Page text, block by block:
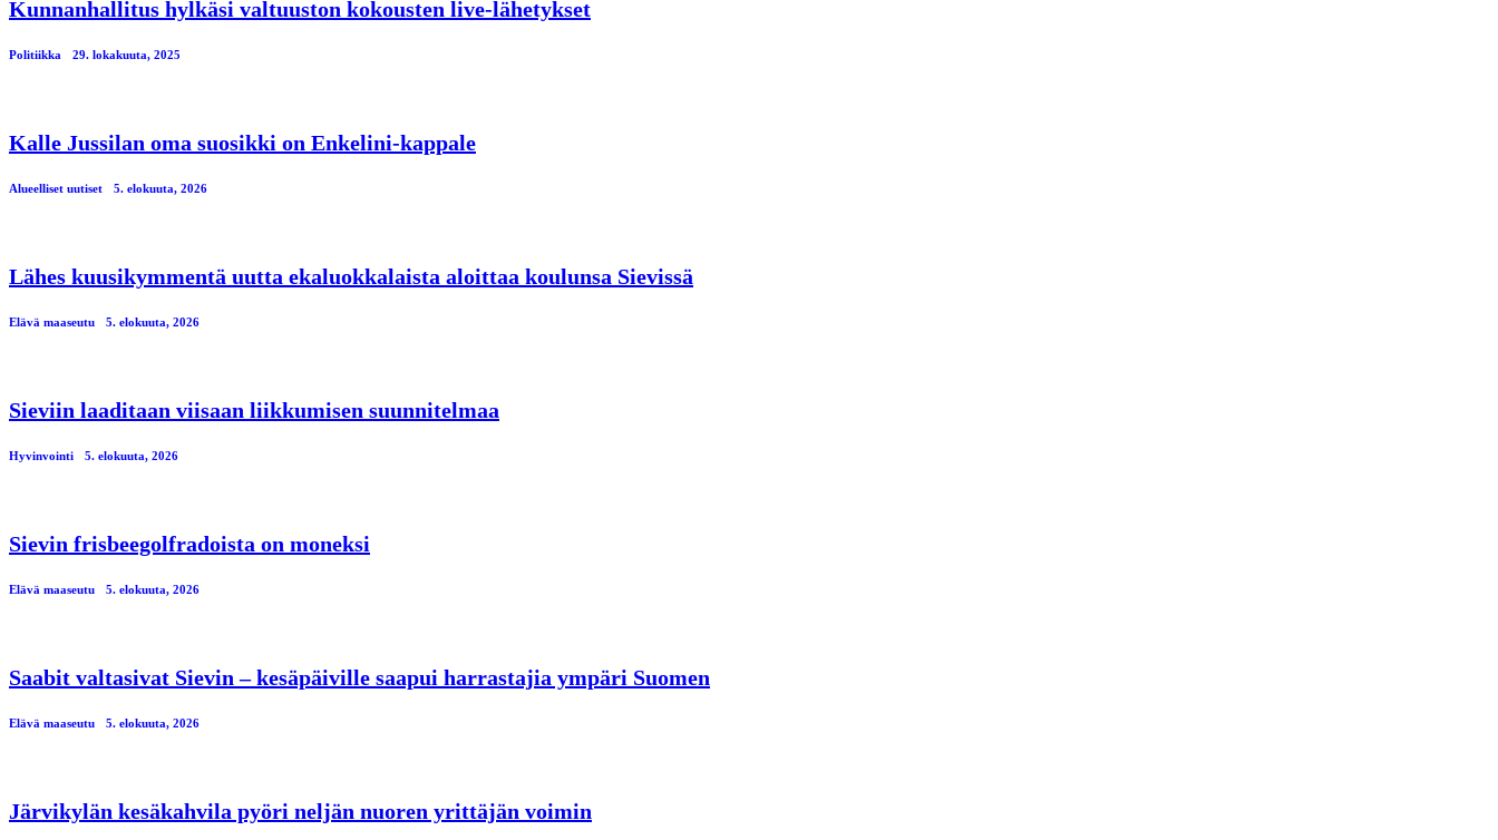
Kunnanhallitus hylkäsi valtuuston kokousten live-lähetykset
Politiikka 29. lokakuuta, 2025
Kalle Jussilan oma suosikki on Enkelini-kappale
Alueelliset uutiset 5. elokuuta, 2026
Lähes kuusikymmentä uutta ekaluokkalaista aloittaa koulunsa Sievissä
Elävä maaseutu 5. elokuuta, 2026
Sieviin laaditaan viisaan liikkumisen suunnitelmaa
Hyvinvointi 5. elokuuta, 2026
Sievin frisbeegolfradoista on moneksi
Elävä maaseutu 5. elokuuta, 2026
Saabit valtasivat Sievin – kesäpäiville saapui harrastajia ympäri Suomen
Elävä maaseutu 5. elokuuta, 2026
Järvikylän kesäkahvila pyöri neljän nuoren yrittäjän voimin